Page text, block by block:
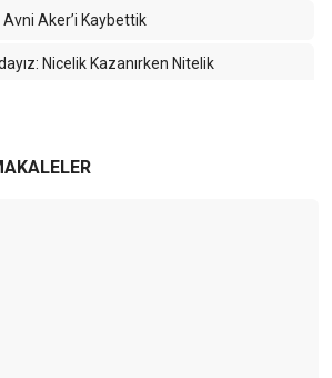
Aker’i Kaybettik
Nicelik Kazanırken Nitelik
Ayağımıza Kurşun Sıkıyoruz
Turizmin Yükselen Yıldızı Ama
Vurdu: Türk Turizmi Tehlikede mi?
Kırpıyor
Yine Türkiye
Çilesi: Bir Kriz Biter, Yenisi Başlar!